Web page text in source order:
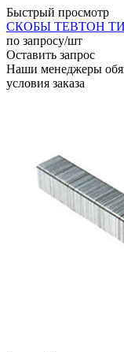
Быстрый просмотр
СКОБЫ ТЕВТОН
по запросу/шт
Оставить запрос
Наши менеджеры
условия заказа